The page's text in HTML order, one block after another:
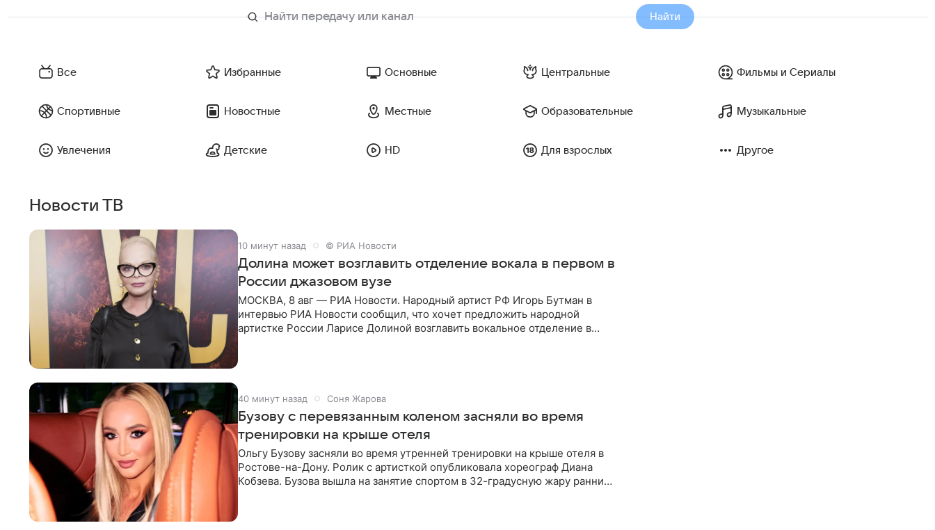
Найти
Все Избранные Основные Центральные Фильмы и Сериалы
Спортивные Новостные Местные Образовательные Музыкальные
Увлечения Детские HD Для взрослых Другое
Новости ТВ
10 минут назад © РИА Новости
Долина может возглавить отделение вокала в первом в
России джазовом вузе
МОСКВА, 8 авг — РИА Новости. Народный артист РФ Игорь Бутман в
интервью РИА Новости сообщил, что хочет предложить народной
артистке России Ларисе Долиной возглавить вокальное отделение в
40 минут назад Соня Жарова
Бузову с перевязанным коленом засняли во время
тренировки на крыше отеля
Ольгу Бузову засняли во время утренней тренировки на крыше отеля в
Ростове-на-Дону. Ролик с артисткой опубликовала хореограф Диана
Кобзева. Бузова вышла на занятие спортом в 32-градусную жару ранним